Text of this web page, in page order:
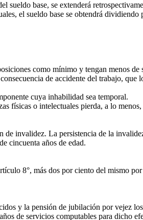
base, se extenderá
el sueldo base se obtendrá
como mínimo y tengan menos de
de accidente del trabajo,
cuya inhabilidad sea temporal.
o intelectuales pierda, a lo
invalidez. La persistencia de la
cincuenta años de edad.
8°, más dos por ciento del mismo
y la pensión de jubilación por vejez
de servicios computables para dicho